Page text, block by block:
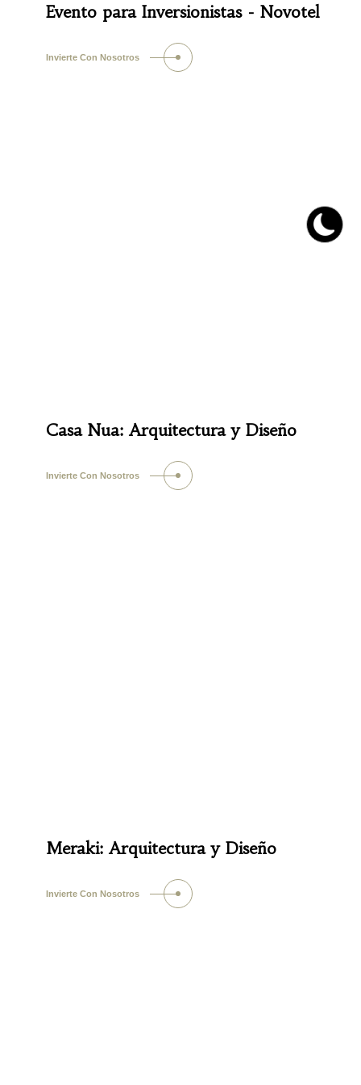
Evento para Inversionistas - Novotel
Invierte Con Nosotros
Casa Nua: Arquitectura y Diseño
Invierte Con Nosotros
Meraki: Arquitectura y Diseño
Invierte Con Nosotros